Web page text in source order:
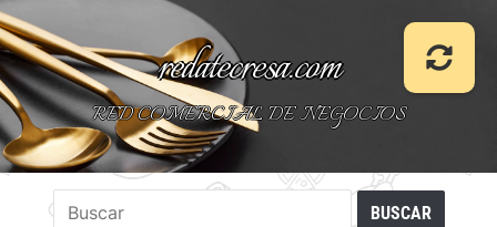
redatecresa.com
RED COMERCIAL DE NEGOCIOS